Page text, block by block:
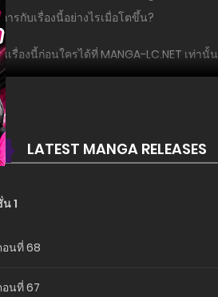
ารกับเรื่องนี้อย่างไรเมื่อโตขึ้น?
เรื่องนี้ก่อนใครได้ที่ MANGA-LC.NET เท่านั้
LATEST MANGA RELEASES
1
อนที่ 68
อนที่ 67